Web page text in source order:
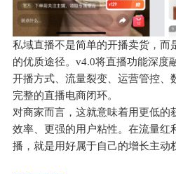
私域直播不是简单的开播卖货，而
的优质途径。v4.0将直播功能深度
开播方式、流量裂变、运营管控、
完整的直播电商闭环。
对商家而言，这就意味着用更低的
效率、更强的用户粘性。在流量红
播，就是用好属于自己的增长主动